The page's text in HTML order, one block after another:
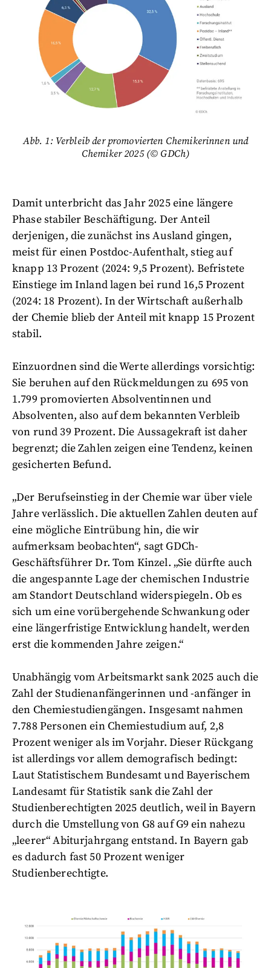
Abb. 1: Verbleib der promovierten Chemikerinnen und
Chemiker 2025 (© GDCh)
Damit unterbricht das Jahr 2025 eine längere
Phase stabiler Beschäftigung. Der Anteil
derjenigen, die zunächst ins Ausland gingen,
meist für einen Postdoc-Aufenthalt, stieg auf
knapp 13 Prozent (2024: 9,5 Prozent). Befristete
Einstiege im Inland lagen bei rund 16,5 Prozent
(2024: 18 Prozent). In der Wirtschaft außerhalb
der Chemie blieb der Anteil mit knapp 15 Prozent
stabil.
Einzuordnen sind die Werte allerdings vorsichtig:
Sie beruhen auf den Rückmeldungen zu 695 von
1.799 promovierten Absolventinnen und
Absolventen, also auf dem bekannten Verbleib
von rund 39 Prozent. Die Aussagekraft ist daher
begrenzt; die Zahlen zeigen eine Tendenz, keinen
gesicherten Befund.
„Der Berufseinstieg in der Chemie war über viele
Jahre verlässlich. Die aktuellen Zahlen deuten auf
eine mögliche Eintrübung hin, die wir
aufmerksam beobachten“, sagt GDCh-
Geschäftsführer Dr. Tom Kinzel. „Sie dürfte auch
die angespannte Lage der chemischen Industrie
am Standort Deutschland widerspiegeln. Ob es
sich um eine vorübergehende Schwankung oder
eine längerfristige Entwicklung handelt, werden
erst die kommenden Jahre zeigen.“
Unabhängig vom Arbeitsmarkt sank 2025 auch die
Zahl der Studienanfängerinnen und -anfänger in
den Chemiestudiengängen. Insgesamt nahmen
7.788 Personen ein Chemiestudium auf, 2,8
Prozent weniger als im Vorjahr. Dieser Rückgang
ist allerdings vor allem demografisch bedingt:
Laut Statistischem Bundesamt und Bayerischem
Landesamt für Statistik sank die Zahl der
Studienberechtigten 2025 deutlich, weil in Bayern
durch die Umstellung von G8 auf G9 ein nahezu
„leerer“ Abiturjahrgang entstand. In Bayern gab
es dadurch fast 50 Prozent weniger
Studienberechtigte.